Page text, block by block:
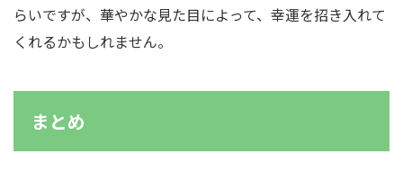
らいですが、華やかな見た目によって、幸運を招き入れて
くれるかもしれません。
まとめ